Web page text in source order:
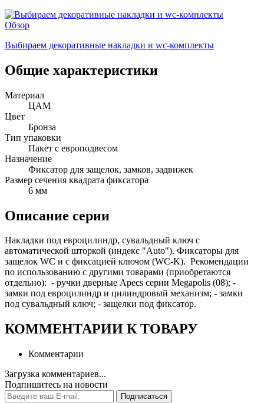
Обзор
Выбираем декоративные накладки и wc-комплекты
Общие характеристики
Материал
ЦАМ
Цвет
Бронза
Тип упаковки
Пакет с европодвесом
Назначение
Фиксатор для защелок, замков, задвижек
Размер сечения квадрата фиксатора
6 мм
Описание серии
Накладки под евроцилиндр, сувальдный ключ с
автоматической шторкой (индекс "Auto"). Фиксаторы для
защелок WC и с фиксацией ключом (WC-K). Рекомендации
по использованию с другими товарами (приобретаются
отдельно): - ручки дверные Apecs серии Megapolis (08); -
замки под евроцилиндр и цилиндровый механизм; - замки
под сувальдный ключ; - защелки под фиксатор.
КОММЕНТАРИИ К ТОВАРУ
Комментарии
Загрузка комментариев...
Подпишитесь на новости
Подписаться